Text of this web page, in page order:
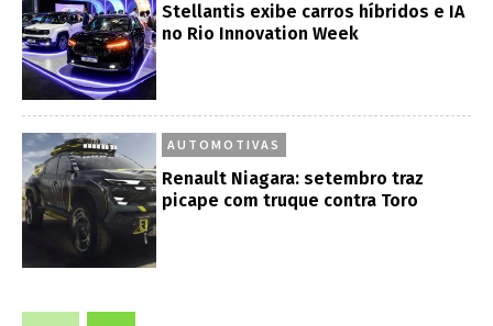
Stellantis exibe carros híbridos e IA
no Rio Innovation Week
AUTOMOTIVAS
Renault Niagara: setembro traz
picape com truque contra Toro